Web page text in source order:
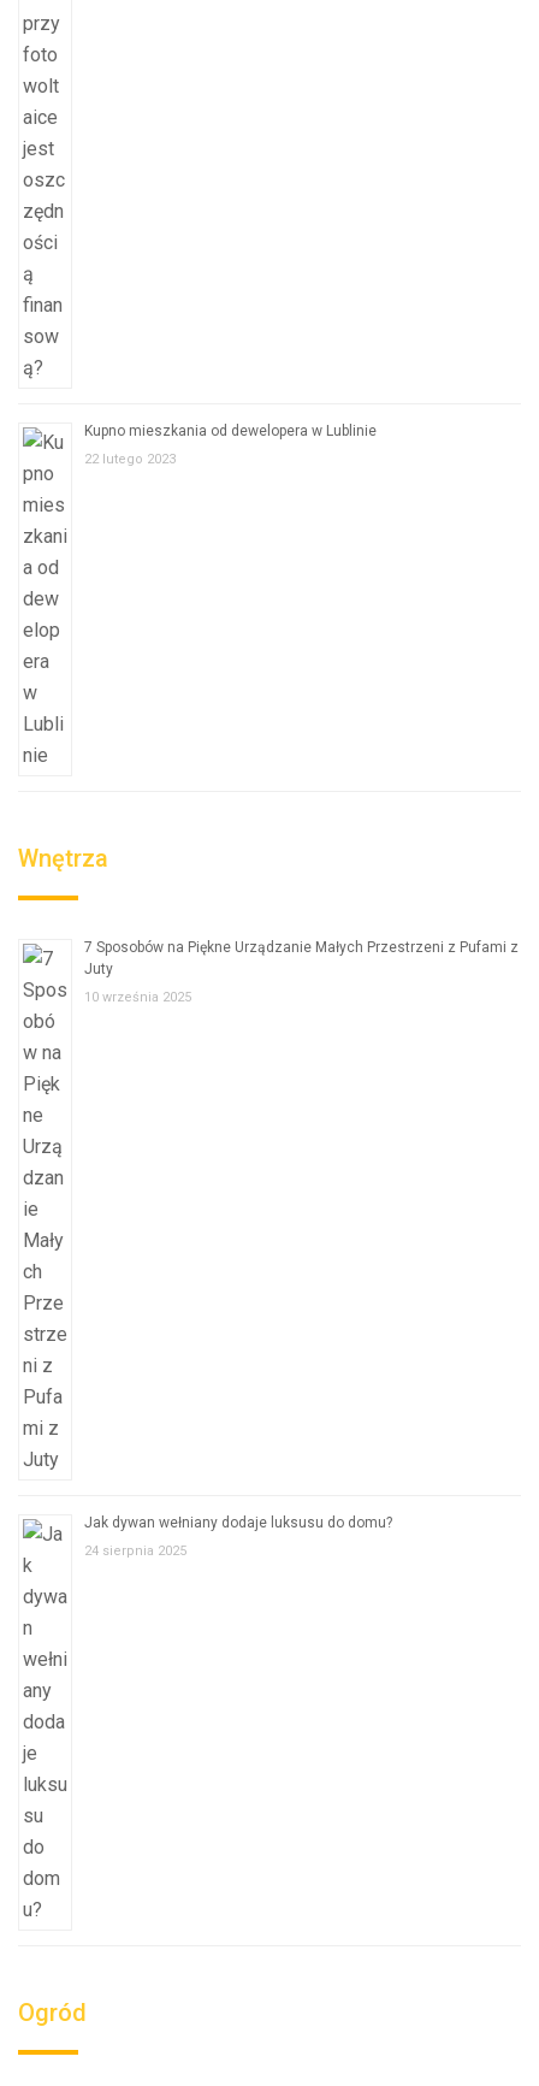
Kupno mieszkania od dewelopera w Lublinie
22 lutego 2023
Wnętrza
7 Sposobów na Piękne Urządzanie Małych Przestrzeni z Pufami z
Juty
10 września 2025
Jak dywan wełniany dodaje luksusu do domu?
24 sierpnia 2025
Ogród